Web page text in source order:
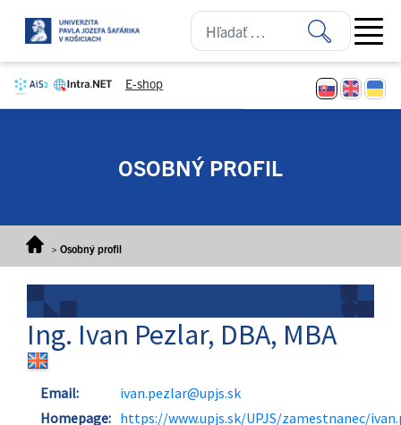
E-shop
Open
OSOBNÝ PROFIL
> Osobný profil